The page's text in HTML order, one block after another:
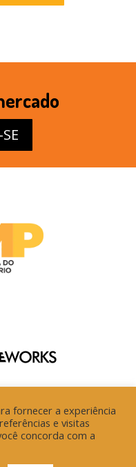
fornecer a experiência
e visitas
concorda com a